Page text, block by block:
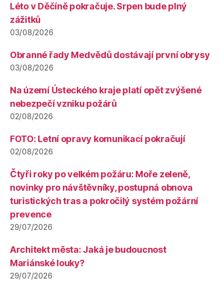
Léto v Děčíně pokračuje. Srpen bude plný
zážitků
03/08/2026
Obranné řady Medvědů dostávají první obrysy
03/08/2026
Na území Ústeckého kraje platí opět zvýšené
nebezpečí vzniku požárů
02/08/2026
FOTO: Letní opravy komunikací pokračují
02/08/2026
Čtyři roky po velkém požáru: Moře zeleně,
novinky pro návštěvníky, postupná obnova
turistických tras a pokročilý systém požární
prevence
29/07/2026
Architekt města: Jaká je budoucnost
Mariánské louky?
29/07/2026